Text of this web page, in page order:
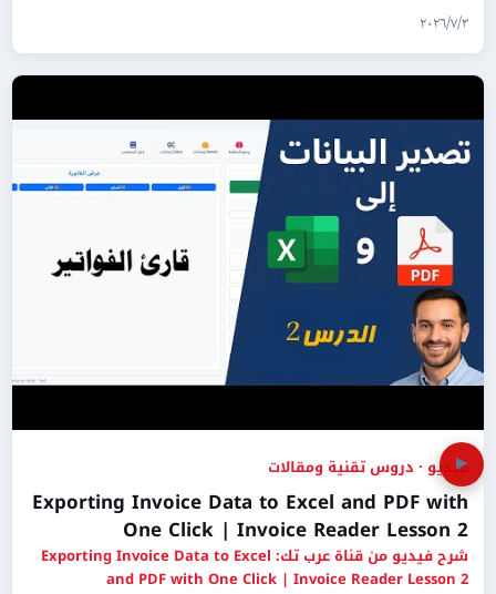
٣‏/٧‏/٢٠٢٦
▶
فيديو · دروس تقنية ومقالات
Exporting Invoice Data to Excel and PDF with
One Click | Invoice Reader Lesson 2
شرح فيديو من قناة عرب تك: Exporting Invoice Data to Excel
and PDF with One Click | Invoice Reader Lesson 2